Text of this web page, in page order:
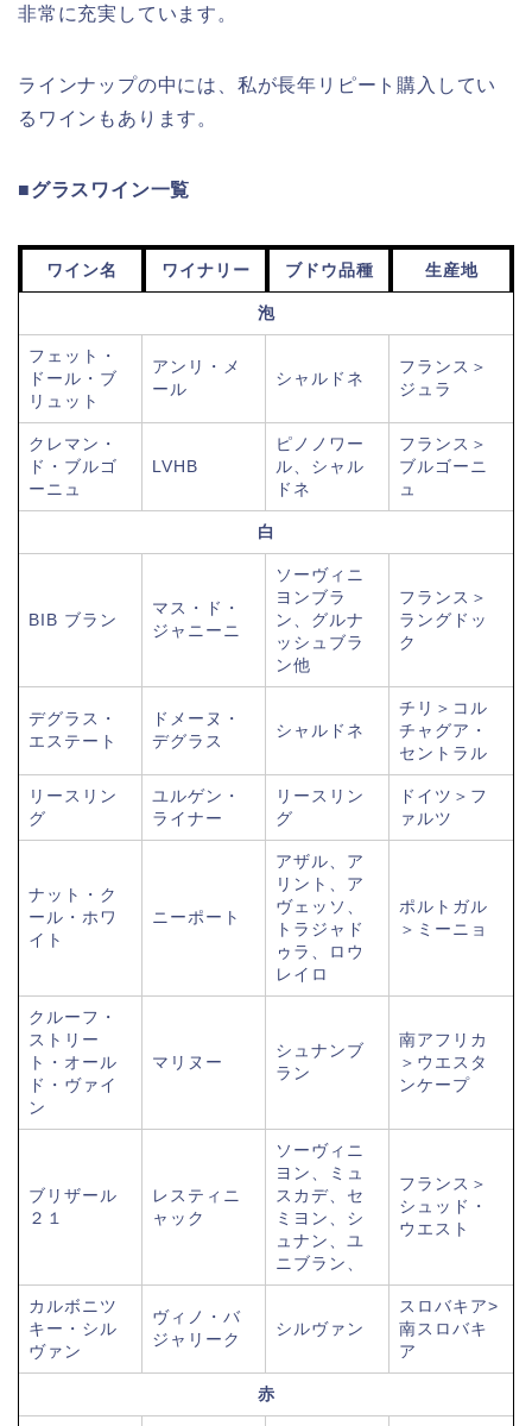
非常に充実しています。
ラインナップの中には、私が長年リピート購入してい
るワインもあります。
■グラスワイン一覧
ワイン名 ワイナリー ブドウ品種 生産地
泡
フェット・
ドール・ブ
リュット
アンリ・メ
ール
シャルドネ
フランス＞
ジュラ
クレマン・
ド・ブルゴ
ーニュ
LVHB
ピノノワー
ル、シャル
ドネ
フランス＞
ブルゴーニ
ュ
白
BIB ブラン
マス・ド・
ジャニーニ
ソーヴィニ
ヨンブラ
ン、グルナ
ッシュブラ
ン他
フランス＞
ラングドッ
ク
デグラス・
エステート
ドメーヌ・
デグラス
シャルドネ
チリ＞コル
チャグア・
セントラル
リースリン
グ
ユルゲン・
ライナー
リースリン
グ
ドイツ＞フ
ァルツ
ナット・ク
ール・ホワ
イト
ニーポート
アザル、ア
リント、ア
ヴェッソ、
トラジャド
ゥラ、ロウ
レイロ
ポルトガル
＞ミーニョ
クルーフ・
ストリー
ト・オール
ド・ヴァイ
ン
マリヌー
シュナンブ
ラン
南アフリカ
＞ウエスタ
ンケープ
ブリザール
２１
レスティニ
ャック
ソーヴィニ
ヨン、ミュ
スカデ、セ
ミヨン、シ
ュナン、ユ
ニブラン、
フランス＞
シュッド・
ウエスト
カルボニツ
キー・シル
ヴァン
ヴィノ・バ
ジャリーク
シルヴァン
スロバキア>
南スロバキ
ア
赤